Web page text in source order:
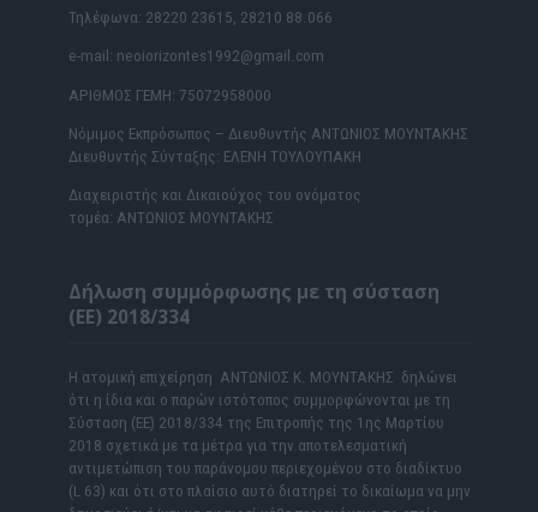
Τηλέφωνα: 28220 23615, 28210 88.066
e-mail: neoiorizontes1992@gmail.com
ΑΡΙΘΜΟΣ ΓΕΜΗ: 75072958000
Νόμιμος Εκπρόσωπος – Διευθυντής ΑΝΤΩΝΙΟΣ ΜΟΥΝΤΑΚΗΣ
Διευθυντής Σύνταξης: ΕΛΕΝΗ ΤΟΥΛΟΥΠΑΚΗ
Διαχειριστής και Δικαιούχος του ονόματος
τομέα: ΑΝΤΩΝΙΟΣ ΜΟΥΝΤΑΚΗΣ
Δήλωση συμμόρφωσης με τη σύσταση
(ΕΕ) 2018/334
Η ατομική επιχείρηση ΑΝΤΩΝΙΟΣ Κ. ΜΟΥΝΤΑΚΗΣ δηλώνει
ότι η ίδια και ο παρών ιστότοπος συμμορφώνονται με τη
Σύσταση (ΕΕ) 2018/334 της Επιτροπής της 1ης Μαρτίου
2018 σχετικά με τα μέτρα για την αποτελεσματική
αντιμετώπιση του παράνομου περιεχομένου στο διαδίκτυο
(L 63) και ότι στο πλαίσιο αυτό διατηρεί το δικαίωμα να μην